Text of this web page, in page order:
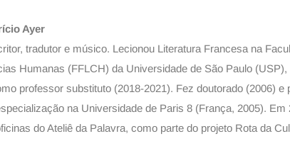
Ayer
tradutor e músico. Lecionou Literatura Francesa na
Humanas (FFLCH) da Universidade de São Paulo
professor substituto (2018-2021). Fez doutorado (2006) e
na Universidade de Paris 8 (França, 2005). Em
do Ateliê da Palavra, como parte do projeto Rota da